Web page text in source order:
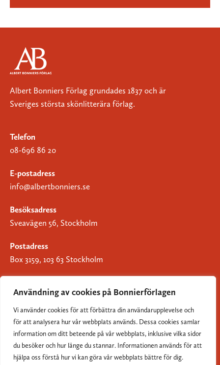
Användning av cookies på Bonnierförlagen
Vi använder cookies för att förbättra din användarupplevelse och
för att analysera hur vår webbplats används. Dessa cookies samlar
information om ditt beteende på vår webbplats, inklusive vilka sidor
du besöker och hur länge du stannar. Informationen används för att
hjälpa oss förstå hur vi kan göra vår webbplats bättre för dig.
Albert Bonniers Förlag grundades 1837 och är
Sveriges största skönlitterära förlag.
Telefon
08-696 86 20
E-postadress
info@albertbonniers.se
Besöksadress
Sveavägen 56, Stockholm
Postadress
Box 3159, 103 63 Stockholm
Om Bonnierförlagen
Cookies
Integritetspolicy